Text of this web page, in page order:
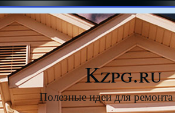
Kzpg.ru
Полезные идеи для